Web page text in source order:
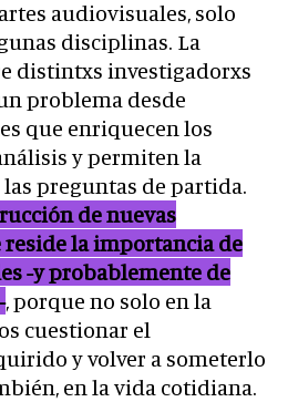
audiovisuales, solo
disciplinas. La
distintxs investigadorxs
problema desde
que enriquecen los
y permiten la
preguntas de partida.
de nuevas
la importancia de
-y probablemente de
, porque no solo en la
cuestionar el
y volver a someterlo
en la vida cotidiana.